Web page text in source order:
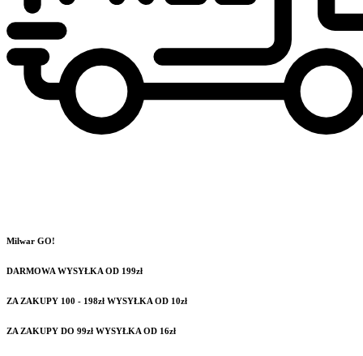
Milwar GO!
DARMOWA WYSYŁKA OD 199zł
ZA ZAKUPY 100 - 198zł WYSYŁKA OD 10zł
ZA ZAKUPY DO 99zł WYSYŁKA OD 16zł